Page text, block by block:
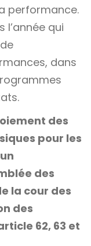
performance.
l’année qui
dans
des
pour les
des
la cour des
des
62, 63 et